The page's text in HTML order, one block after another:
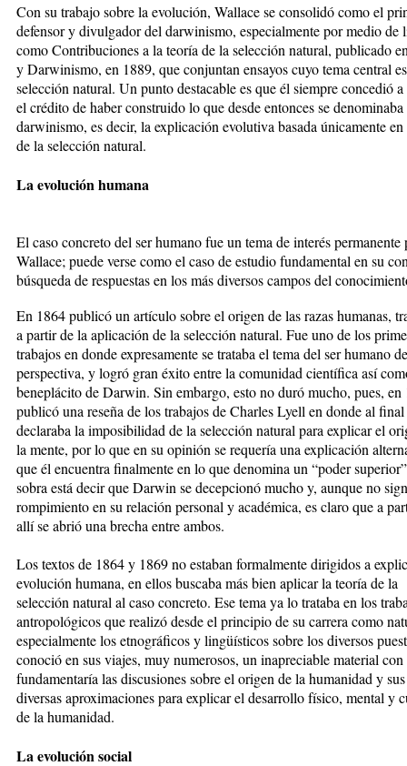
Con su trabajo sobre la evolución, Wallace se consolidó como el
defensor y divulgador del darwinismo, especialmente por medio de
como Contribuciones a la teoría de la selección natural, publicado
y Darwinismo, en 1889, que conjuntan ensayos cuyo tema central
selección natural. Un punto destacable es que él siempre concedió
el crédito de haber construido lo que desde entonces se denominaba
darwinismo, es decir, la explicación evolutiva basada únicamente
de la selección natural.
La evolución humana
El caso concreto del ser humano fue un tema de interés permanente
Wallace; puede verse como el caso de estudio fundamental en su
búsqueda de respuestas en los más diversos campos del
En 1864 publicó un artículo sobre el origen de las razas humanas,
a partir de la aplicación de la selección natural. Fue uno de los
trabajos en donde expresamente se trataba el tema del ser humano
perspectiva, y logró gran éxito entre la comunidad científica así
beneplácito de Darwin. Sin embargo, esto no duró mucho, pues, en
publicó una reseña de los trabajos de Charles Lyell en donde al final
declaraba la imposibilidad de la selección natural para explicar el
la mente, por lo que en su opinión se requería una explicación
que él encuentra finalmente en lo que denomina un “poder
sobra está decir que Darwin se decepcionó mucho y, aunque no
rompimiento en su relación personal y académica, es claro que a
allí se abrió una brecha entre ambos.
Los textos de 1864 y 1869 no estaban formalmente dirigidos a
evolución humana, en ellos buscaba más bien aplicar la teoría de la
selección natural al caso concreto. Ese tema ya lo trataba en los
antropológicos que realizó desde el principio de su carrera como
especialmente los etnográficos y lingüísticos sobre los diversos
conoció en sus viajes, muy numerosos, un inapreciable material con
fundamentaría las discusiones sobre el origen de la humanidad y sus
diversas aproximaciones para explicar el desarrollo físico, mental y
de la humanidad.
La evolución social